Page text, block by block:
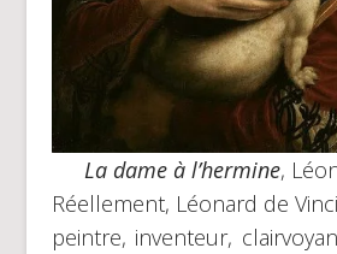
La dame à l’hermine,
Réellement, Léonard de
peintre, inventeur,